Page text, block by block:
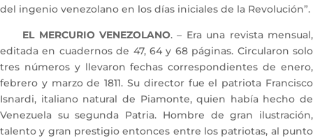
del ingenio venezolano en los días iniciales de la Revolución”.
EL MERCURIO VENEZOLANO. – Era una revista mensual,
editada en cuadernos de 47, 64 y 68 páginas. Circularon solo
tres números y llevaron fechas correspondientes de enero,
febrero y marzo de 1811. Su director fue el patriota Francisco
Isnardi, italiano natural de Piamonte, quien había hecho de
Venezuela su segunda Patria. Hombre de gran ilustración,
talento y gran prestigio entonces entre los patriotas, al punto